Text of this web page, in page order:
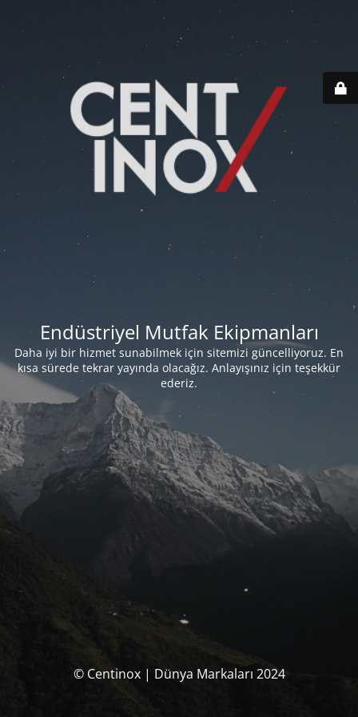
Endüstriyel Mutfak Ekipmanları
Daha iyi bir hizmet sunabilmek için sitemizi güncelliyoruz. En
kısa sürede tekrar yayında olacağız. Anlayışınız için teşekkür
ederiz.
© Centinox | Dünya Markaları 2024